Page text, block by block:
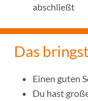
abschließt
Das
Einen guten
Du hast